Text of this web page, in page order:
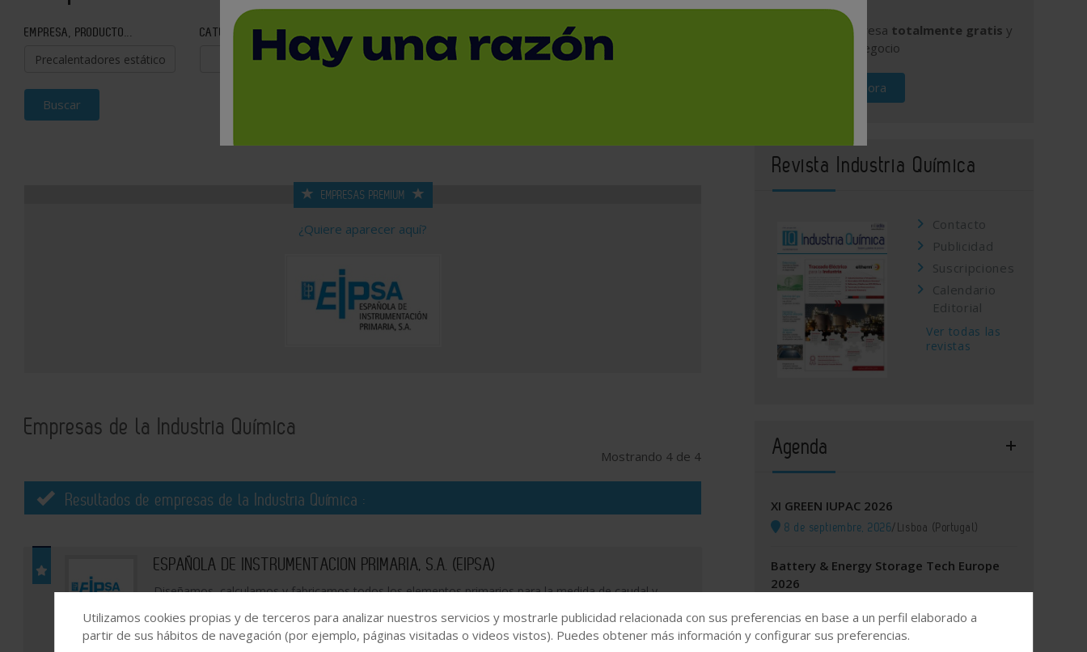
EMPRESA, PRODUCTO... CATEGORÍA PROVINCIA
Buscar
EMPRESAS PREMIUM
¿Quiere aparecer aquí?
Empresas de la Industria Química
Mostrando 4 de 4
Resultados de empresas de la Industria Química :
ESPAÑOLA DE INSTRUMENTACION PRIMARIA, S.A. (EIPSA)
Diseñamos, calculamos y fabricamos todos los elementos primarios para la medida de caudal y
aplicaciones en media y alta presión.
Publique su empresa totalmente gratis y
promocione su negocio
Regístrese ahora
Revista Industria Química
Contacto
Publicidad
Suscripciones
Calendario
Editorial
Ver todas las
revistas
Agenda
XI GREEN IUPAC 2026
8 de septiembre, 2026/Lisboa (Portugal)
Battery & Energy Storage Tech Europe
2026
Itinerario Formativo Especializado para
Utilizamos cookies propias y de terceros para analizar nuestros servicios y mostrarle publicidad relacionada con sus preferencias en base a un perfil elaborado a
partir de sus hábitos de navegación (por ejemplo, páginas visitadas o videos vistos). Puedes obtener más información y configurar sus preferencias.